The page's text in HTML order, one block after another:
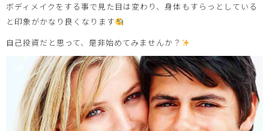
ボディメイクをする事で見た目は変わり、身体もすらっとしている
と印象がかなり良くなります
自己投資だと思って、是非始めてみませんか？